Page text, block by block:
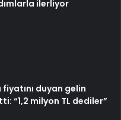
ilerliyor
duyan gelin
“1,2 milyon TL dediler”